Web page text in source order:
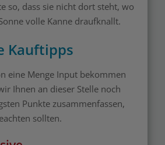
so, dass sie nicht dort steht, wo
volle Kanne draufknallt.
Kauftipps
eine Menge Input bekommen
Ihnen an dieser Stelle noch
Punkte zusammenfassen,
sollten.